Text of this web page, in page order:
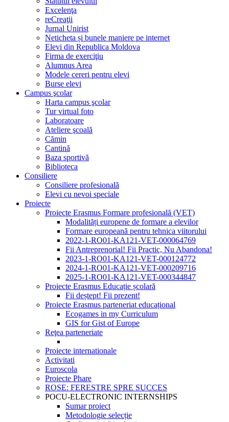
Excelenţa
reCreaţii
Jurnal Unirist
Neticheta și bunele maniere pe internet
Elevi din Republica Moldova
Firma de exerciţiu
Alumnus Area
Modele cereri pentru elevi
Burse elevi
Campus şcolar
Harta campus şcolar
Tur virtual foto
Laboratoare
Ateliere şcoală
Cămin
Cantină
Baza sportivă
Biblioteca
Consiliere
Consiliere profesională
Elevi cu nevoi speciale
Proiecte
Proiecte Erasmus Formare profesională (VET)
Modalități europene de formare a elevilor
Formare europeană pentru tehnica viitorului
2022-1-RO01-KA121-VET-000064769
Fii Antreprenorial! Fii Practic, Nu Abandona!
2023-1-RO01-KA121-VET-000124772
2024-1-RO01-KA121-VET-000209716
2025-1-RO01-KA121-VET-000344847
Proiecte Erasmus Educație școlară
Fii deștept! Fii prezent!
Proiecte Erasmus parteneriat educațional
Ecogames in my Curriculum
GIS for Gist of Europe
Reţea parteneriate
Proiecte internationale
Activitati
Euroscola
Proiecte Phare
ROSE: FERESTRE SPRE SUCCES
POCU-ELECTRONIC INTERNSHIPS
Sumar proiect
Metodologie selecție